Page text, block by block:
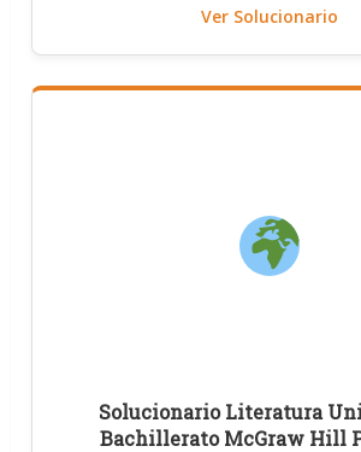
Ver Solucionario
Solucionario Literatura
Bachillerato McGraw Hill